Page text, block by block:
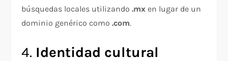
búsquedas locales utilizando.mx en lugar de un
dominio genérico como.com.
4. Identidad cultural